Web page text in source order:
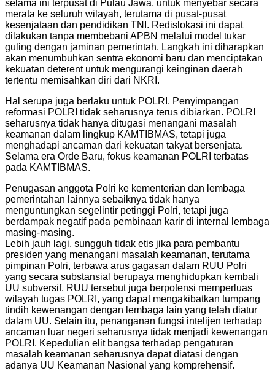
selama ini terpusat di Pulau Jawa, untuk menyebar secara
merata ke seluruh wilayah, terutama di pusat-pusat
kesenjataan dan pendidikan TNI. Redislokasi ini dapat
dilakukan tanpa membebani APBN melalui model tukar
guling dengan jaminan pemerintah. Langkah ini diharapkan
akan menumbuhkan sentra ekonomi baru dan menciptakan
kekuatan deterent untuk mengurangi keinginan daerah
tertentu memisahkan diri dari NKRI.
Hal serupa juga berlaku untuk POLRI. Penyimpangan
reformasi POLRI tidak seharusnya terus dibiarkan. POLRI
seharusnya tidak hanya ditugasi menangani masalah
keamanan dalam lingkup KAMTIBMAS, tetapi juga
menghadapi ancaman dari kekuatan takyat bersenjata.
Selama era Orde Baru, fokus keamanan POLRI terbatas
pada KAMTIBMAS.
Penugasan anggota Polri ke kementerian dan lembaga
pemerintahan lainnya sebaiknya tidak hanya
menguntungkan segelintir petinggi Polri, tetapi juga
berdampak negatif pada pembinaan karir di internal lembaga
masing-masing.
Lebih jauh lagi, sungguh tidak etis jika para pembantu
presiden yang menangani masalah keamanan, terutama
pimpinan Polri, terbawa arus gagasan dalam RUU Polri
yang secara substansial berupaya menghidupkan kembali
UU subversif. RUU tersebut juga berpotensi memperluas
wilayah tugas POLRI, yang dapat mengakibatkan tumpang
tindih kewenangan dengan lembaga lain yang telah diatur
dalam UU. Selain itu, penanganan fungsi intelijen terhadap
ancaman luar negeri seharusnya tidak menjadi kewenangan
POLRI. Kepedulian elit bangsa terhadap pengaturan
masalah keamanan seharusnya dapat diatasi dengan
adanya UU Keamanan Nasional yang komprehensif.